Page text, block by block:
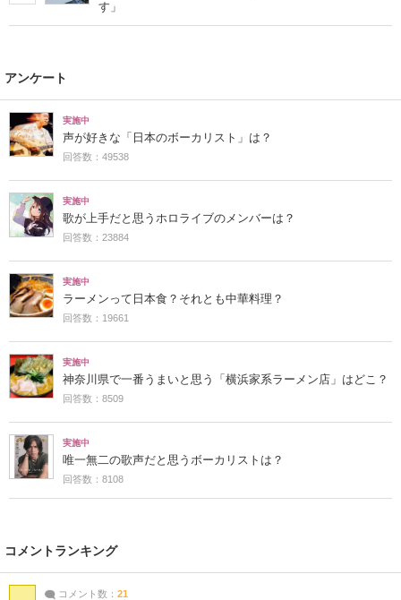
す」
アンケート
実施中
声が好きな「日本のボーカリスト」は？
回答数：49538
実施中
歌が上手だと思うホロライブのメンバーは？
回答数：23884
実施中
ラーメンって日本食？それとも中華料理？
回答数：19661
実施中
神奈川県で一番うまいと思う「横浜家系ラーメン店」はどこ？
回答数：8509
実施中
唯一無二の歌声だと思うボーカリストは？
回答数：8108
コメントランキング
コメント数： 21